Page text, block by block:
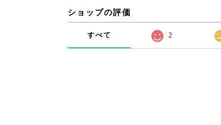
ショップの評価
すべて 2